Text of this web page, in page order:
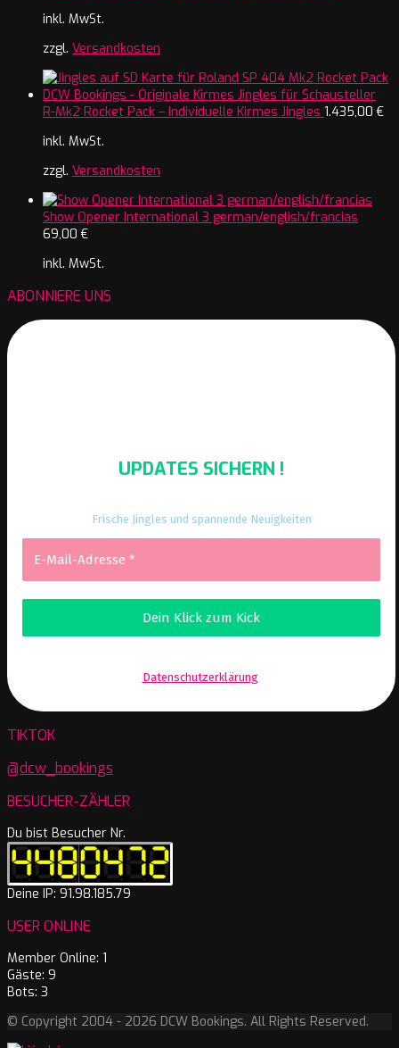
inkl. MwSt.
zzgl. Versandkosten
R-Mk2 Rocket Pack – Individuelle Kirmes Jingles 1.435,00 €
inkl. MwSt.
zzgl. Versandkosten
Show Opener International 3 german/english/francias
69,00 €
inkl. MwSt.
ABONNIERE UNS
UPDATES SICHERN !
Frische Jingles und spannende Neuigkeiten
Datenschutzerklärung.
TIKTOK
@dcw_bookings
BESUCHER-ZÄHLER
Du bist Besucher Nr.
Deine IP: 91.98.185.79
USER ONLINE
Member Online: 1
Gäste: 9
Bots: 3
© Copyright 2004 - 2026 DCW Bookings. All Rights Reserved.